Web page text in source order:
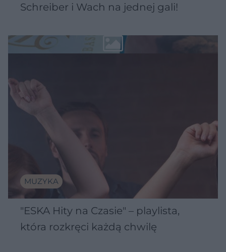
Schreiber i Wach na jednej gali!
MUZYKA
"ESKA Hity na Czasie" – playlista,
która rozkręci każdą chwilę